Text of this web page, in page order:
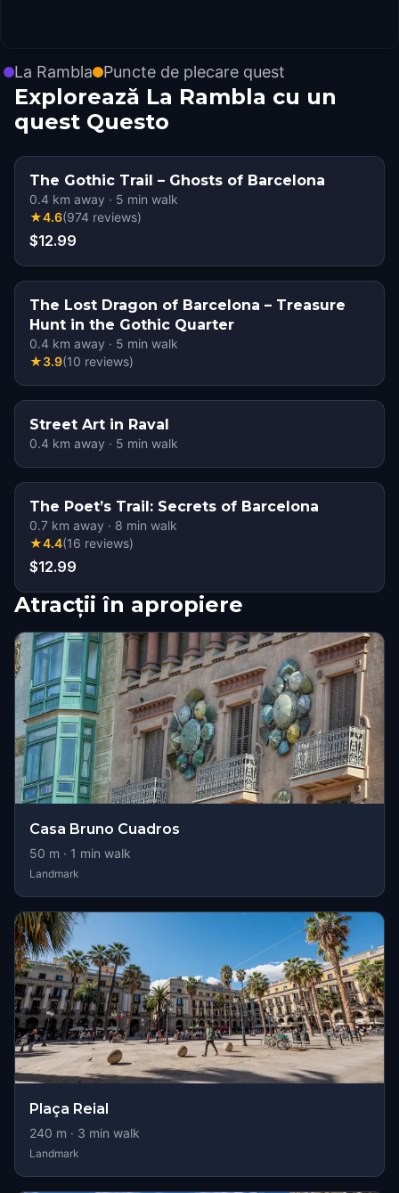
La Rambla Puncte de plecare quest
Explorează La Rambla cu un
quest Questo
The Gothic Trail – Ghosts of Barcelona
0.4 km away · 5 min walk
★4.6(974 reviews)
$12.99
The Lost Dragon of Barcelona – Treasure
Hunt in the Gothic Quarter
0.4 km away · 5 min walk
★3.9(10 reviews)
Street Art in Raval
0.4 km away · 5 min walk
The Poet’s Trail: Secrets of Barcelona
0.7 km away · 8 min walk
★4.4(16 reviews)
$12.99
Atracții în apropiere
Casa Bruno Cuadros
50 m · 1 min walk
Landmark
Plaça Reial
240 m · 3 min walk
Landmark